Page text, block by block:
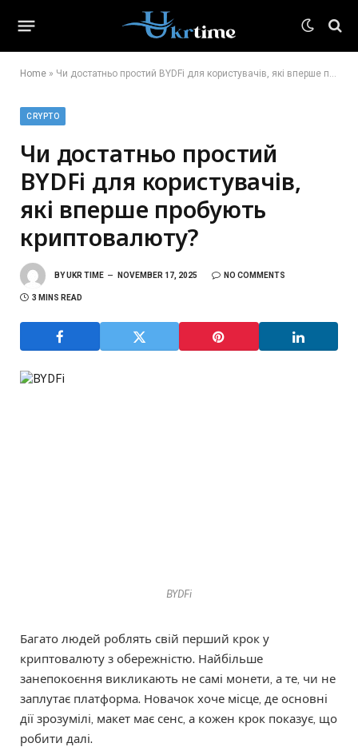
Home » Чи достатньо простий BYDFi для користувачів, які вперше пробують криптовалюту?
CRYPTO
Чи достатньо простий
BYDFi для користувачів,
які вперше пробують
криптовалюту?
BYUKR TIME NOVEMBER 17, 2025 NO COMMENTS
3 MINS READ
BYDFi
Багато людей роблять свій перший крок у
криптовалюту з обережністю. Найбільше
занепокоєння викликають не самі монети, а те, чи не
заплутає платформа. Новачок хоче місце, де основні
дії зрозумілі, макет має сенс, а кожен крок показує, що
робити далі.